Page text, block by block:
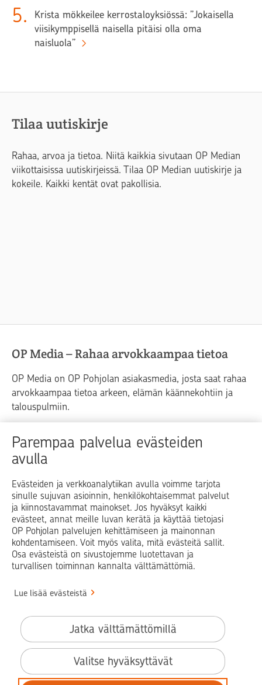
Parempaa palvelua evästeiden
avulla
Evästeiden ja verkkoanalytiikan avulla voimme tarjota
sinulle sujuvan asioinnin, henkilökohtaisemmat palvelut
ja kiinnostavammat mainokset. Jos hyväksyt kaikki
evästeet, annat meille luvan kerätä ja käyttää tietojasi
OP Pohjolan palvelujen kehittämiseen ja mainonnan
kohdentamiseen. Voit myös valita, mitä evästeitä sallit.
Osa evästeistä on sivustojemme luotettavan ja
turvallisen toiminnan kannalta välttämättömiä.
Lue lisää evästeistä
Valitse hyväksyttävät
Jatka välttämättömillä
5.
Krista mökkeilee kerrostaloyksiössä: ”Jokaisella
viisikymppisellä naisella pitäisi olla oma
naisluola”
Tilaa uutiskirje
Rahaa, arvoa ja tietoa. Niitä kaikkia sivutaan OP Median
viikottaisissa uutiskirjeissä. Tilaa OP Median uutiskirje ja
kokeile. Kaikki kentät ovat pakollisia.
OP Media – Rahaa arvokkaampaa tietoa
OP Media on OP Pohjolan asiakasmedia, josta saat rahaa
arvokkaampaa tietoa arkeen, elämän käännekohtiin ja
talouspulmiin.
Raha Elämä
Yrityselämä
Blogit ja puheenvuorot
Op.fi OP Koti Pohjola Vahinkoapu
Facebook
X LinkedInInstagram
Käyttöehdot
Saavutettavuusseloste
Evästeiden käyttö
Tilaa uutiskirje